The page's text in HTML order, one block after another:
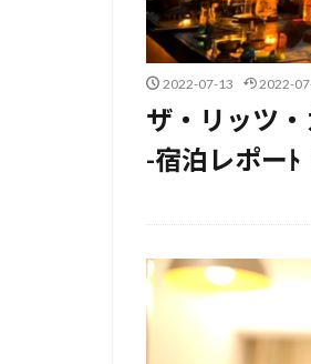
2022-07-13 2022-
ザ・リッツ
-宿泊レポーﾄ